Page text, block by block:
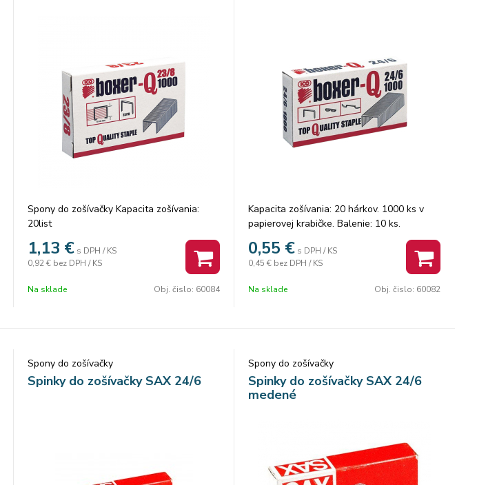
Spony do zošívačky Kapacita zošívania:
20list
1,13 € s DPH / KS
0,92 € bez DPH / KS
Na sklade Obj. čislo: 60084
Kapacita zošívania: 20 hárkov. 1000 ks v
papierovej krabičke. Balenie: 10 ks.
0,55 € s DPH / KS
0,45 € bez DPH / KS
Na sklade Obj. čislo: 60082
Spony do zošívačky
Spinky do zošívačky SAX 24/6
Spony do zošívačky
Spinky do zošívačky SAX 24/6
medené